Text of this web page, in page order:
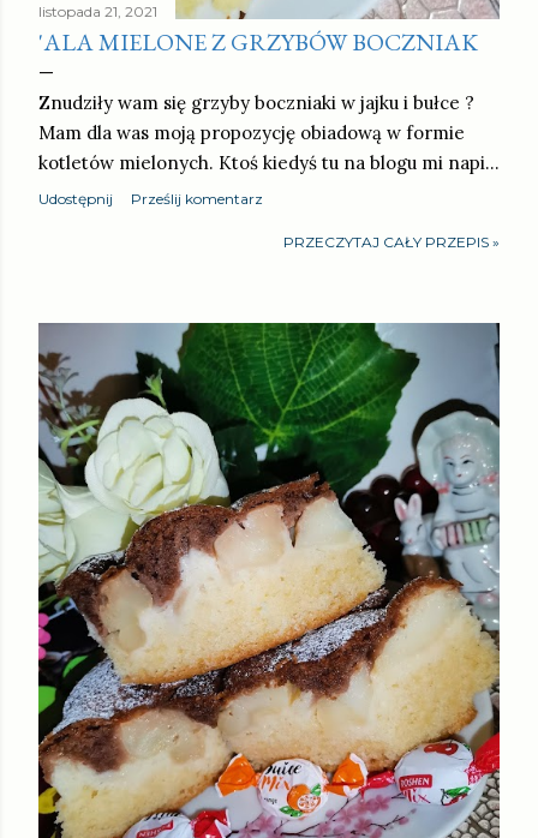
listopada 21, 2021
'ALA MIELONE Z GRZYBÓW BOCZNIAK
Znudziły wam się grzyby boczniaki w jajku i bułce ?
Mam dla was moją propozycję obiadową w formie
kotletów mielonych. Ktoś kiedyś tu na blogu mi napi…
Udostępnij Prześlij komentarz
PRZECZYTAJ CAŁY PRZEPIS »